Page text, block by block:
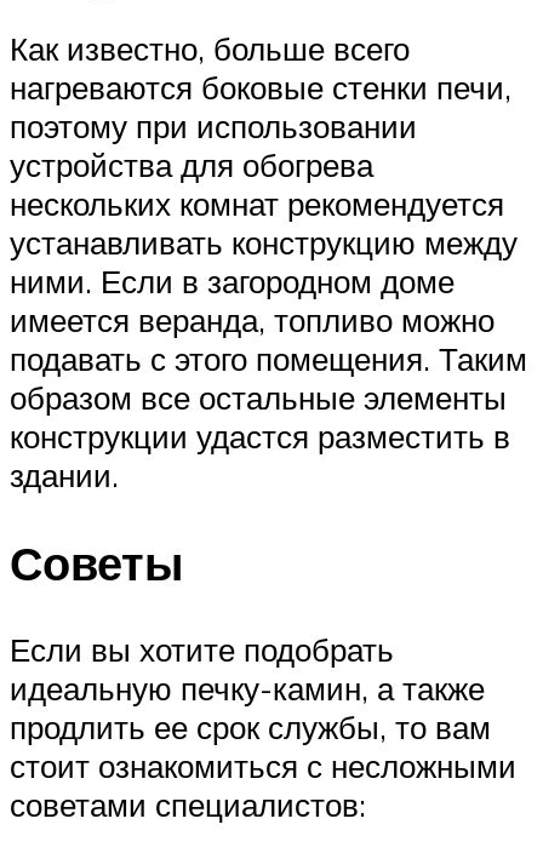
Как известно, больше всего
нагреваются боковые стенки печи,
поэтому при использовании
устройства для обогрева
нескольких комнат рекомендуется
устанавливать конструкцию между
ними. Если в загородном доме
имеется веранда, топливо можно
подавать с этого помещения. Таким
образом все остальные элементы
конструкции удастся разместить в
здании.
Советы
Если вы хотите подобрать
идеальную печку-камин, а также
продлить ее срок службы, то вам
стоит ознакомиться с несложными
советами специалистов: